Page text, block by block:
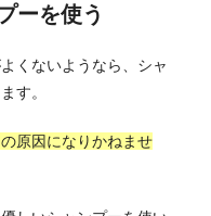
ーを使う
くないようなら、シャ
す。
原因になりかねませ